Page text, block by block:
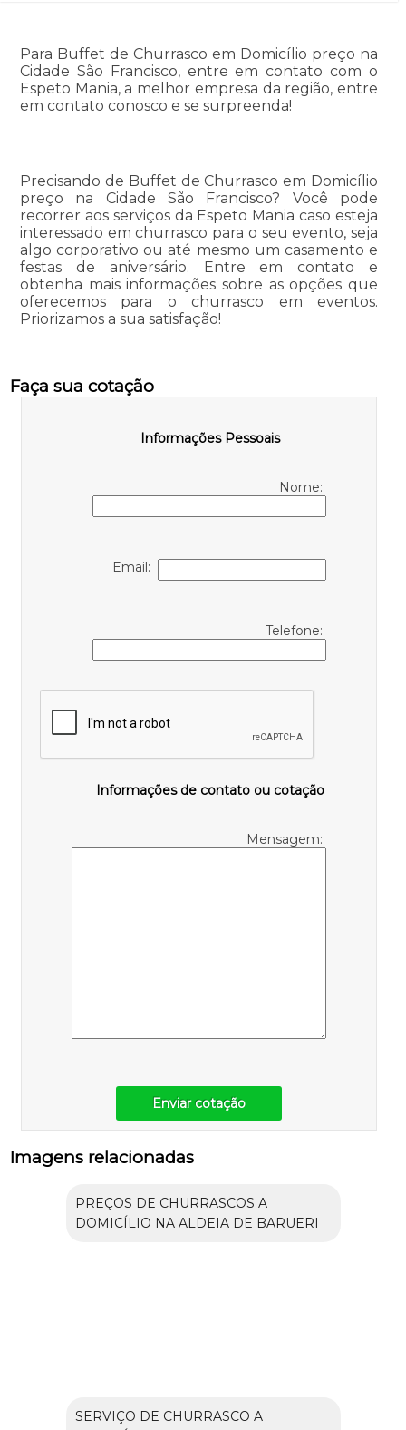
Para Buffet de Churrasco em Domicílio preço na
Cidade São Francisco, entre em contato com o
Espeto Mania, a melhor empresa da região, entre
em contato conosco e se surpreenda!
Precisando de Buffet de Churrasco em Domicílio
preço na Cidade São Francisco? Você pode
recorrer aos serviços da Espeto Mania caso esteja
interessado em churrasco para o seu evento, seja
algo corporativo ou até mesmo um casamento e
festas de aniversário. Entre em contato e
obtenha mais informações sobre as opções que
oferecemos para o churrasco em eventos.
Priorizamos a sua satisfação!
Faça sua cotação
Informações Pessoais
Nome:
Email:
Telefone:
Informações de contato ou cotação
Mensagem:
Enviar cotação
Imagens relacionadas
PREÇOS DE CHURRASCOS A
DOMICÍLIO NA ALDEIA DE BARUERI
SERVIÇO DE CHURRASCO A